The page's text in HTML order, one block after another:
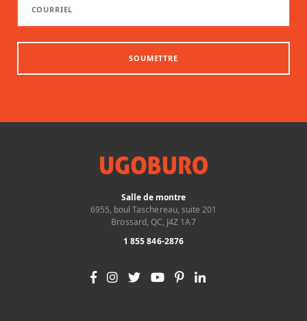
SOUMETTRE
Salle de montre
6955, boul Taschereau, suite 201
Brossard, QC, J4Z 1A7
1 855 846-2876